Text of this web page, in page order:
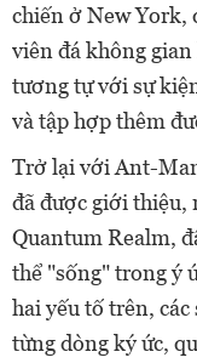
chiến ở New York,
viên đá không
tương tự với sự
và tập hợp thêm
Trở lại với Ant-
đã được giới thiệu,
Quantum Realm,
thể "sống" trong ý
hai yếu tố trên, các
từng dòng ký ức,